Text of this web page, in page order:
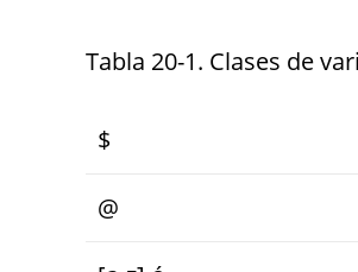
Tabla 20-1. Clases de
$
@